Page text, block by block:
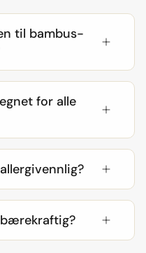
til bambus-
for alle